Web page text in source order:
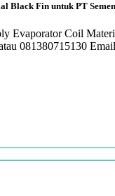
Black Fin untuk PT
Evaporator Coil
081380715130